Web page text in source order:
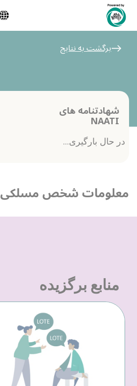
برگشت به نتایج
شهادتنامه های
NAATI
در حال بارگیری...
معلومات شخص مسلکی
منابع برگزیده